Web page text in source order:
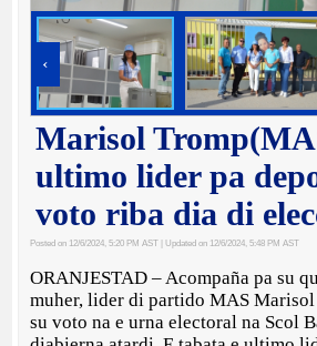
‹
Marisol
ultimo lider pa
voto riba dia di
Posted on 12/6/2024, 5:20 PM AST | Updated on 12/6/2024, 5:48 PM AST
ORANJESTAD – Acompaña pa su
muher, lider di partido MAS Marisol
su voto na e urna electoral na Scol